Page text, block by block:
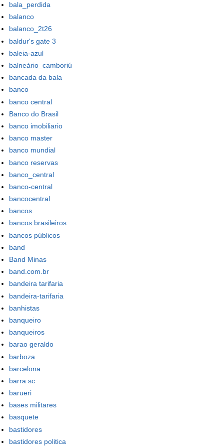
bala_perdida
balanco
balanco_2t26
baldur's gate 3
baleia-azul
balneário_camboriú
bancada da bala
banco
banco central
Banco do Brasil
banco imobiliario
banco master
banco mundial
banco reservas
banco_central
banco-central
bancocentral
bancos
bancos brasileiros
bancos públicos
band
Band Minas
band.com.br
bandeira tarifaria
bandeira-tarifaria
banhistas
banqueiro
banqueiros
barao geraldo
barboza
barcelona
barra sc
barueri
bases militares
basquete
bastidores
bastidores politica